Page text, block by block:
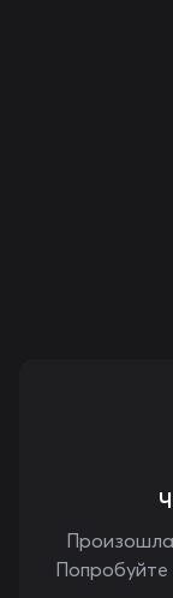
Произошла
Попробуйте